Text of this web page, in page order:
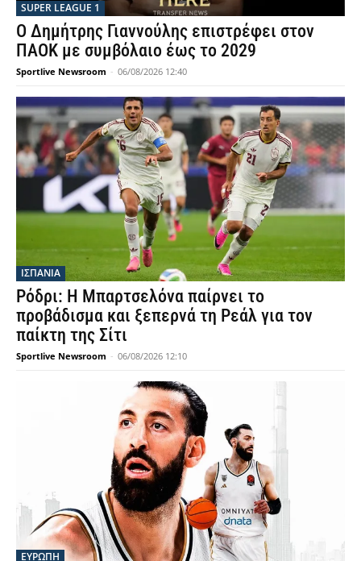
SUPER LEAGUE 1
Ο Δημήτρης Γιαννούλης επιστρέφει στον
ΠΑΟΚ με συμβόλαιο έως το 2029
Sportlive Newsroom - 06/08/2026 12:40
ΙΣΠΑΝΙΑ
Ρόδρι: Η Μπαρτσελόνα παίρνει το
προβάδισμα και ξεπερνά τη Ρεάλ για τον
παίκτη της Σίτι
Sportlive Newsroom - 06/08/2026 12:10
ΕΥΡΩΠΗ